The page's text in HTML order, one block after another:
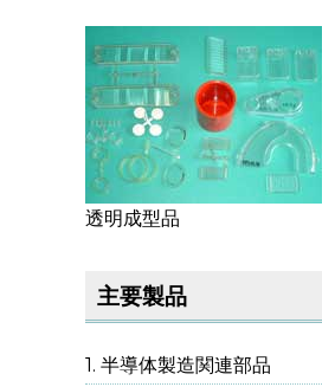
透明成型品
主要製品
半導体製造関連部品